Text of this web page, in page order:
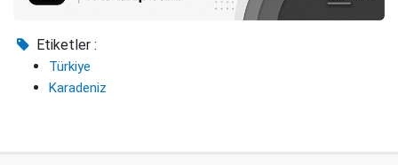
Etiketler :
Türkiye
Karadeniz